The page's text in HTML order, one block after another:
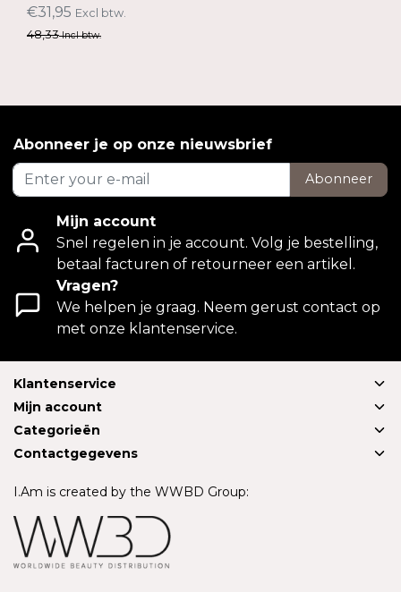
€31,95 Excl btw.
48,33Incl btw.
Abonneer je op onze nieuwsbrief
Abonneer
Mijn account
Snel regelen in je account. Volg je bestelling,
betaal facturen of retourneer een artikel.
Vragen?
We helpen je graag. Neem gerust contact op
met onze klantenservice.
Klantenservice
Mijn account
Categorieën
Contactgegevens
I.Am is created by the WWBD Group: